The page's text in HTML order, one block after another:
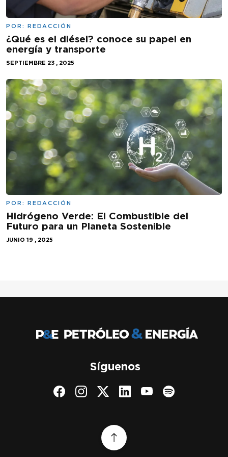
POR: REDACCIÓN
¿Qué es el diésel? conoce su papel en
energía y transporte
SEPTIEMBRE 23 , 2025
POR: REDACCIÓN
Hidrógeno Verde: El Combustible del
Futuro para un Planeta Sostenible
JUNIO 19 , 2025
Síguenos